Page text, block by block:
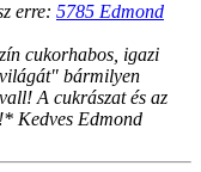
erre: 5785 Edmond
cukorhabos, igazi
világát" bármilyen
A cukrászat és az
Kedves Edmond